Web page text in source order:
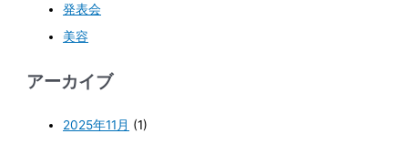
発表会
美容
アーカイブ
2025年11月 (1)